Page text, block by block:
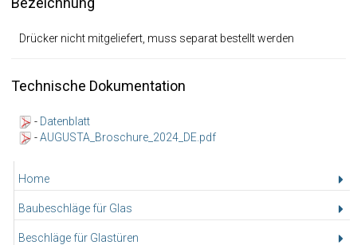
Home
Baubeschläge für Glas
Beschläge für Glastüren
Drücker nicht mitgeliefert, muss separat bestellt werden
Technische Dokumentation
- Datenblatt
-AUGUSTA_Broschure_2024_DE.pdf